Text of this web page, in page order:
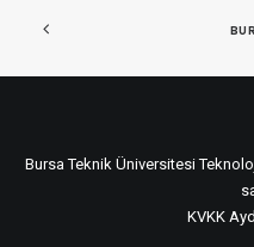
Bursa Teknik Üniversitesi
KVKK